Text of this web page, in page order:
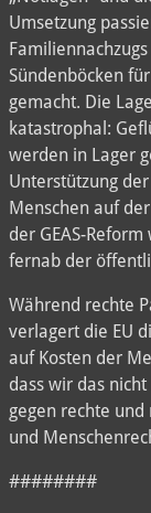
Umsetzung
Sündenböcken
gemacht. Die
katastrophal:
werden in Lager
Unterstützung
Menschen auf
der GEAS-
fernab der
Während rechte
verlagert die EU
auf Kosten der
dass wir das
gegen rechte
und
########